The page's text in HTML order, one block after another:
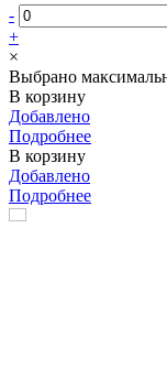
-
+
×
Выбрано
В корзину
Добавлено
Подробнее
В корзину
Добавлено
Подробнее